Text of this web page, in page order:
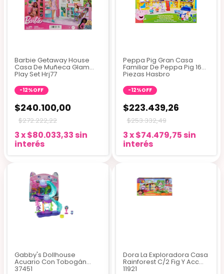
Barbie Getaway House
Casa De Muñeca Glam
Play Set Hrj77
-12%OFF
$240.100,00
$272.222,22
3x$80.033,33 sin
interés
Peppa Pig Gran Casa
Familiar De Peppa Pig 16
Piezas Hasbro
-12%OFF
$223.439,26
$253.332,49
3x$74.479,75 sin
interés
Gabby's Dollhouse
Acuario Con Tobogán
37451
Dora La Exploradora Casa
Rainforest C/2 Fig Y Acc
11921